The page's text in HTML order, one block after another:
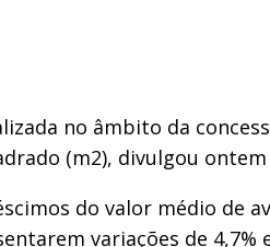
no âmbito da
(m2), divulgou
do valor médio de
variações de 4,7%